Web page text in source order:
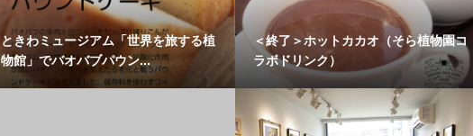
ときわミュージアム「世界を旅する植
物館」でバオバブパウン...
＜終了＞ホットカカオ（そら植物園コ
ラボドリンク）